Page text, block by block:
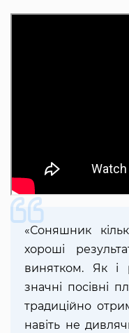
«Соняшник
хороші
винятком. Як і
значні посівні
традиційно
навіть не